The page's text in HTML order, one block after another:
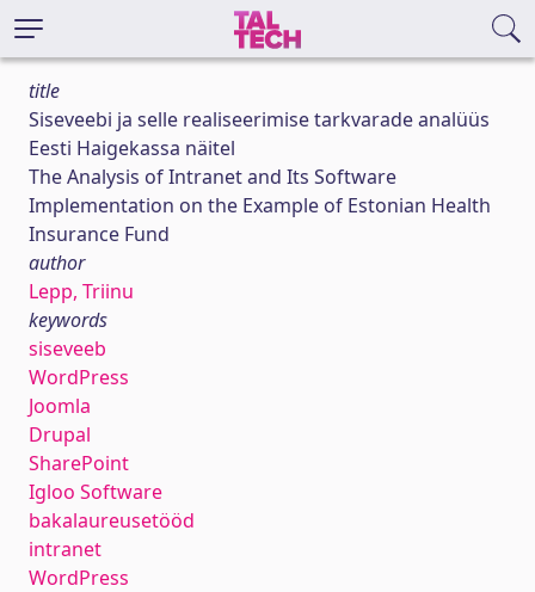
title
Siseveebi ja selle realiseerimise tarkvarade analüüs
Eesti Haigekassa näitel
The Analysis of Intranet and Its Software
Implementation on the Example of Estonian Health
Insurance Fund
author
Lepp, Triinu
keywords
siseveeb
WordPress
Joomla
Drupal
SharePoint
Igloo Software
bakalaureusetööd
intranet
WordPress